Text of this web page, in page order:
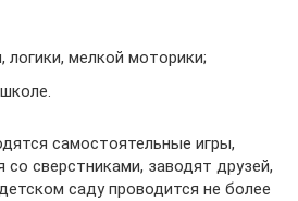
логики, мелкой моторики;
самостоятельные игры,
сверстниками, заводят друзей,
саду проводится не более